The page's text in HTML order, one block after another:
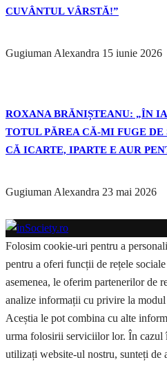
CUVÂNTUL VÂRSTĂ!”
Gugiuman Alexandra 15 iunie 2026
ROXANA BRĂNIȘTEANU: „ÎN
TOTUL PĂREA CĂ-MI FUGE
CĂ ICARTE, IPARTE E AUR
Gugiuman Alexandra 23 mai 2026
Folosim cookie-uri pentru a
pentru a oferi funcții de rețele
asemenea, le oferim partenerilor de
analize informații cu privire la
Aceștia le pot combina cu alte
urma folosirii serviciilor lor. În cazul
utilizați website-ul nostru, sunteți de